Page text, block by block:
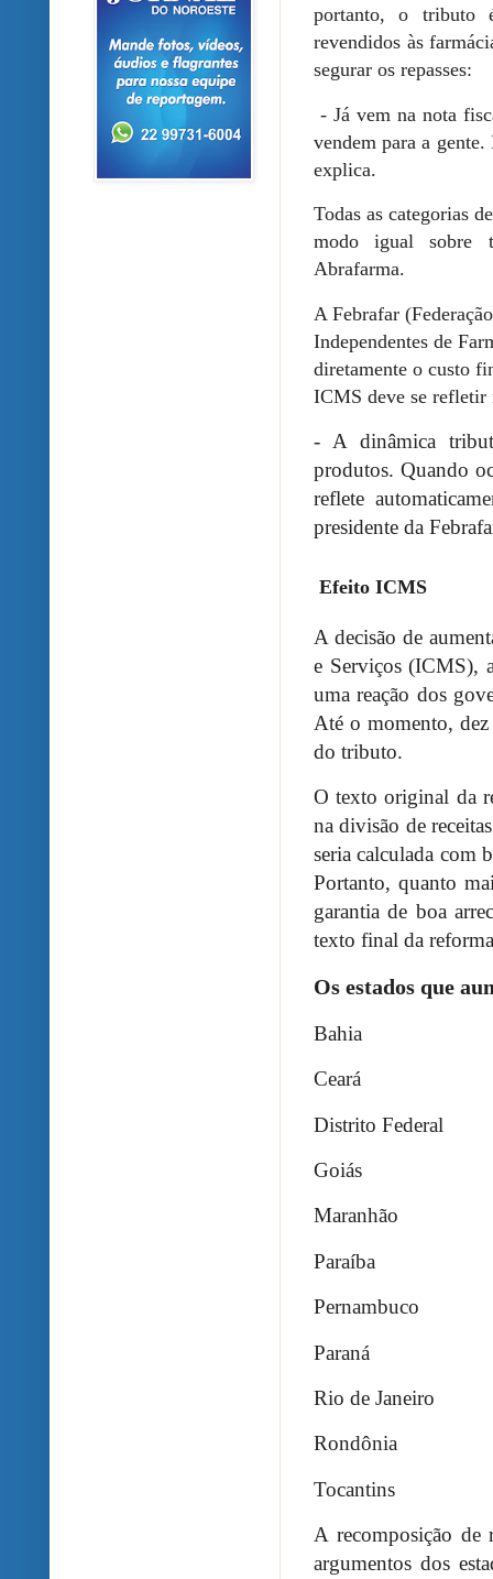
portanto, o tributo
revendidos às
segurar os repasses:
- Já vem na nota
vendem para a
explica.
Todas as categorias
modo igual sobre
Abrafarma.
A Febrafar
Independentes de
diretamente o custo
ICMS deve se refletir
- A dinâmica
produtos. Quando
reflete
presidente da
Efeito ICMS
A decisão de
e Serviços (ICMS),
uma reação dos
Até o momento,
do tributo.
O texto original da
na divisão de
seria calculada com
Portanto, quanto
garantia de boa
texto final da
Os estados que
Bahia
Ceará
Distrito Federal
Goiás
Maranhão
Paraíba
Pernambuco
Paraná
Rio de Janeiro
Rondônia
Tocantins
A recomposição de
argumentos dos